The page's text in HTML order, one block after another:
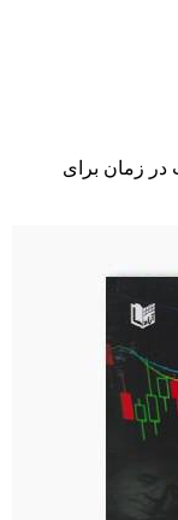
در زمان برای